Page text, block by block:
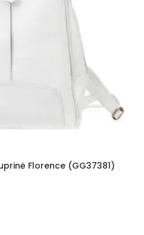
Florence (GG37381)